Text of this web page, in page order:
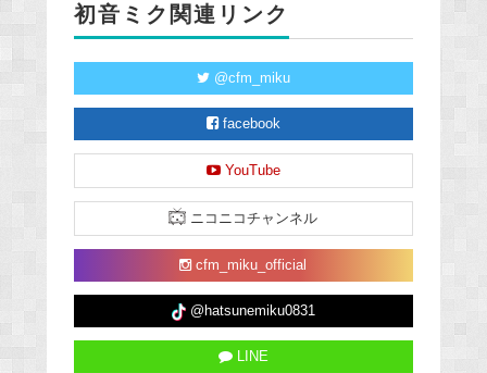
初音ミク関連リンク
@cfm_miku
facebook
YouTube
ニコニコチャンネル
cfm_miku_official
@hatsunemiku0831
LINE